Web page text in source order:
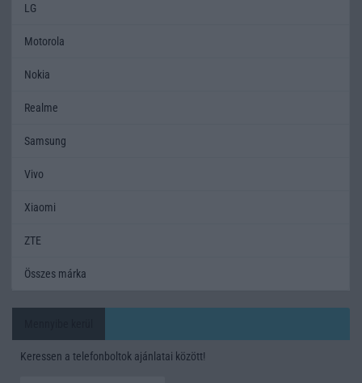
LG
Motorola
Nokia
Realme
Samsung
Vivo
Xiaomi
ZTE
Összes márka
Keressen a telefonboltok ajánlatai között!